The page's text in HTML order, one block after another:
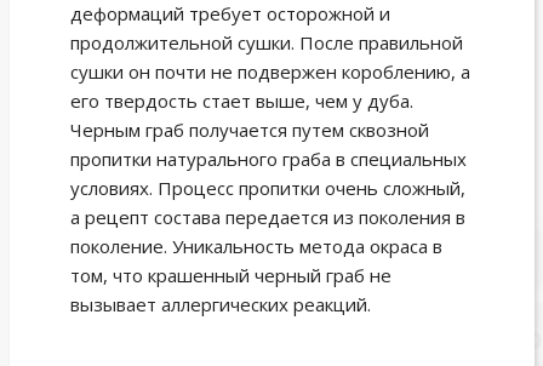
деформаций требует осторожной и
продолжительной сушки. После правильной
сушки он почти не подвержен короблению, а
его твердость стает выше, чем у дуба.
Черным граб получается путем сквозной
пропитки натурального граба в специальных
условиях. Процесс пропитки очень сложный,
а рецепт состава передается из поколения в
поколение. Уникальность метода окраса в
том, что крашенный черный граб не
вызывает аллергических реакций.